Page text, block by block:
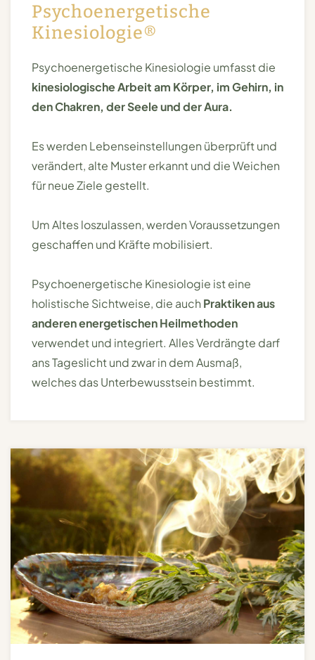
Psychoenergetische
Kinesiologie®
Psychoenergetische Kinesiologie umfasst die
kinesiologische Arbeit am Körper, im Gehirn, in
den Chakren, der Seele und der Aura.
Es werden Lebenseinstellungen überprüft und
verändert, alte Muster erkannt und die Weichen
für neue Ziele gestellt.
Um Altes loszulassen, werden Voraussetzungen
geschaffen und Kräfte mobilisiert.
Psychoenergetische Kinesiologie ist eine
holistische Sichtweise, die auch Praktiken aus
anderen energetischen Heilmethoden
verwendet und integriert. Alles Verdrängte darf
ans Tageslicht und zwar in dem Ausmaß,
welches das Unterbewusstsein bestimmt.